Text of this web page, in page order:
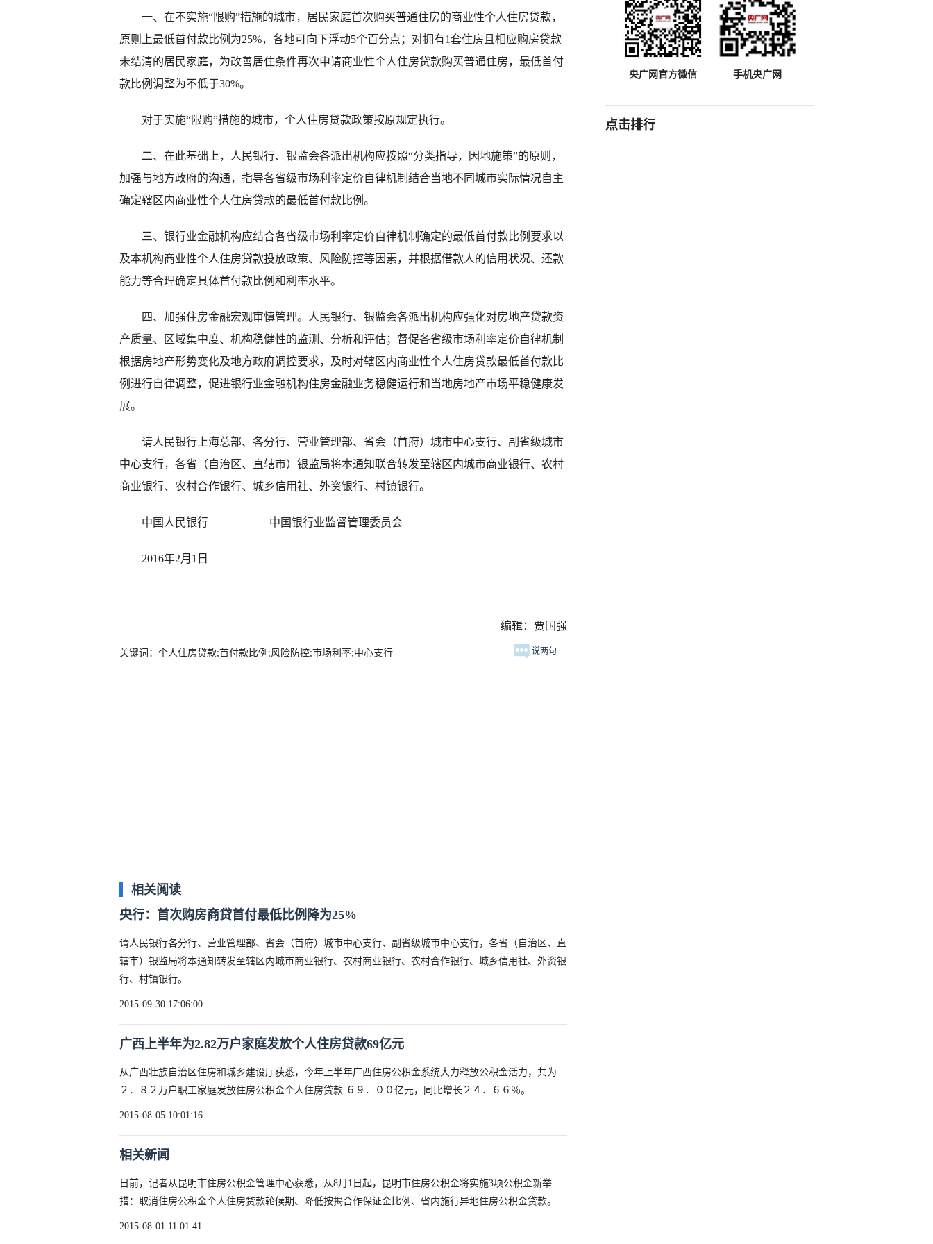
一、在不实施“限购”措施的城市，居民家庭首次购买普通住房的商业性个人住房贷款，
原则上最低首付款比例为25%，各地可向下浮动5个百分点；对拥有1套住房且相应购房贷款
未结清的居民家庭，为改善居住条件再次申请商业性个人住房贷款购买普通住房，最低首付
款比例调整为不低于30%。
对于实施“限购”措施的城市，个人住房贷款政策按原规定执行。
二、在此基础上，人民银行、银监会各派出机构应按照“分类指导，因地施策”的原则，
加强与地方政府的沟通，指导各省级市场利率定价自律机制结合当地不同城市实际情况自主
确定辖区内商业性个人住房贷款的最低首付款比例。
三、银行业金融机构应结合各省级市场利率定价自律机制确定的最低首付款比例要求以
及本机构商业性个人住房贷款投放政策、风险防控等因素，并根据借款人的信用状况、还款
能力等合理确定具体首付款比例和利率水平。
四、加强住房金融宏观审慎管理。人民银行、银监会各派出机构应强化对房地产贷款资
产质量、区域集中度、机构稳健性的监测、分析和评估；督促各省级市场利率定价自律机制
根据房地产形势变化及地方政府调控要求，及时对辖区内商业性个人住房贷款最低首付款比
例进行自律调整，促进银行业金融机构住房金融业务稳健运行和当地房地产市场平稳健康发
展。
请人民银行上海总部、各分行、营业管理部、省会（首府）城市中心支行、副省级城市
中心支行，各省（自治区、直辖市）银监局将本通知联合转发至辖区内城市商业银行、农村
商业银行、农村合作银行、城乡信用社、外资银行、村镇银行。
中国人民银行 中国银行业监督管理委员会
2016年2月1日
编辑：贾国强
关键词：个人住房贷款;首付款比例;风险防控;市场利率;中心支行 说两句
相关阅读
央行：首次购房商贷首付最低比例降为25%
请人民银行各分行、营业管理部、省会（首府）城市中心支行、副省级城市中心支行，各省（自治区、直
辖市）银监局将本通知转发至辖区内城市商业银行、农村商业银行、农村合作银行、城乡信用社、外资银
行、村镇银行。
2015-09-30 17:06:00
广西上半年为2.82万户家庭发放个人住房贷款69亿元
从广西壮族自治区住房和城乡建设厅获悉，今年上半年广西住房公积金系统大力释放公积金活力，共为
２．８２万户职工家庭发放住房公积金个人住房贷款 ６９．００亿元，同比增长２４．６６％。
2015-08-05 10:01:16
相关新闻
日前，记者从昆明市住房公积金管理中心获悉，从8月1日起，昆明市住房公积金将实施3项公积金新举
措：取消住房公积金个人住房贷款轮候期、降低按揭合作保证金比例、省内施行异地住房公积金贷款。
2015-08-01 11:01:41
央广网官方微信 手机央广网
点击排行